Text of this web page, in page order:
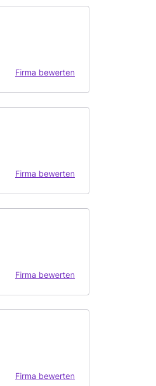
Firma bewerten
Firma bewerten
Firma bewerten
Firma bewerten